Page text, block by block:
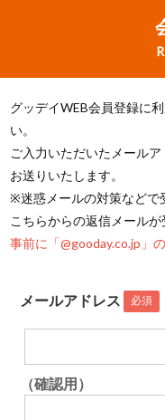
グッデイWEB会員登録に
い。
ご入力いただいたメール
お送りいたします。
※迷惑メールの対策などで
こちらからの返信メールが
事前に「@gooday.co.jp」
メールアドレス 必須
（確認用）